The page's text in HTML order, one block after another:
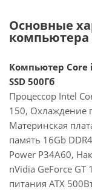
Основные
компьютера
Компьютер Core
SSD 500Гб
Процессор Intel
150, Охлаждение
Материнская
память 16Gb
Power P34A60,
nVidia GeForce
питания ATX